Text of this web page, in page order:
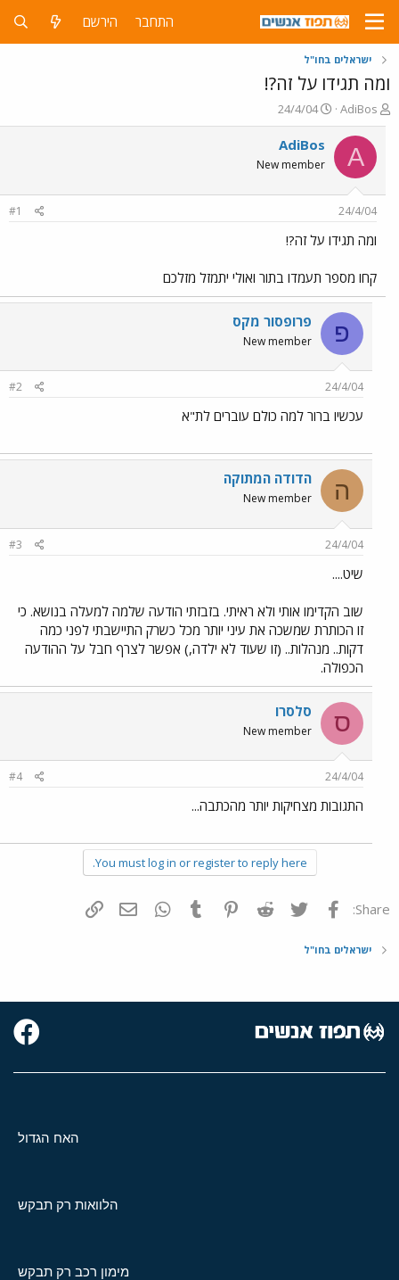
התחבר הירשם
ישראלים בחו"ל
ומה תגידו על זה?!
פ
ו
ת
ח
ה
ש
א
AdiBos
פ
ו
ר
ם
ר
24/4/04
A
AdiBos
New member
24/4/04
#1
ומה תגידו על זה?!
קחו מספר תעמדו בתור ואולי יתמזל מזלכם
פ פרופסור מקס
New member
24/4/04
#2
עכשיו ברור למה כולם עוברים לת"א
ה הדודה המתוקה
New member
24/4/04
#3
שיט....
שוב הקדימו אותי ולא ראיתי. בזבזתי הודעה שלמה למעלה בנושא. כי
זו הכותרת שמשכה את עיני יותר מכל כשרק התיישבתי לפני כמה
דקות.. מנהלות.. (זו שעוד לא ילדה,) אפשר לצרף חבל על ההודעה
הכפולה.
ס סלסרו
New member
24/4/04
#4
התגובות מצחיקות יותר מהכתבה...
You must log in or register to reply here.
Share: פייסבוק Twitter
Reddit
Pinterest
Tumblr
WhatsAppדואר אלקטרוני
ישראלים בחו"ל
האח הגדול
הלוואות רק תבקש
מימון רכב רק תבקש